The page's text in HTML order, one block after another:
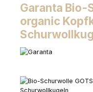
Garanta Bio-
organic
Bildergalerie